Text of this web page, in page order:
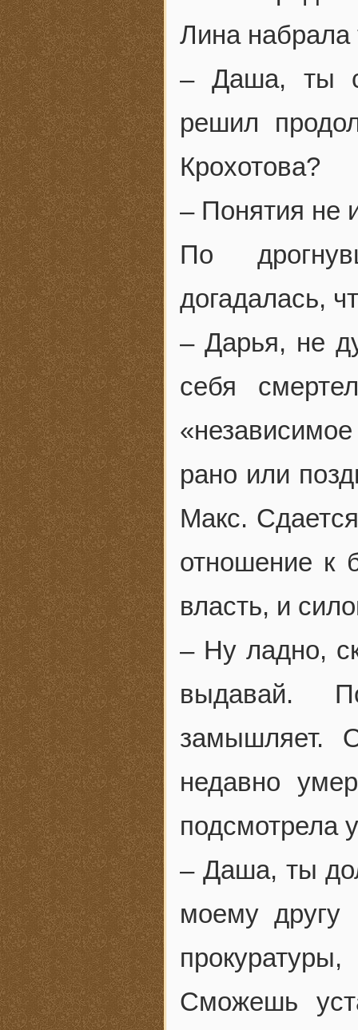
Лина
– Даша, ты
решил
Крохотова?
– Понятия не
По
догадалась,
– Дарья, не
себя
рано или
Макс.
отношение к
власть, и
– Ну ладно,
выдавай.
замышляет.
недавно
подсмотрела
– Даша, ты
моему другу
Сможешь